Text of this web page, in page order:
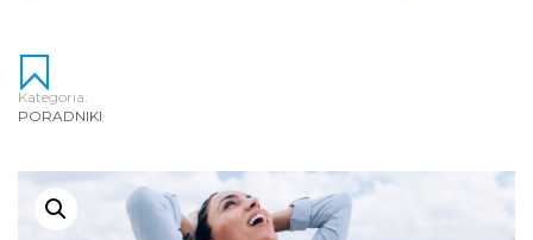
Kategoria:
PORADNIKI